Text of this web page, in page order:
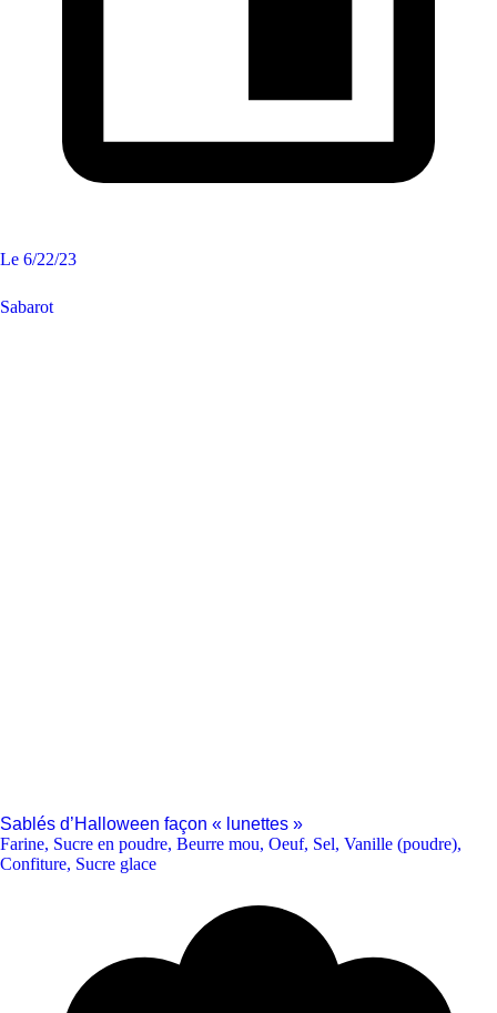
Le 6/22/23
Sabarot
Sablés d’Halloween façon « lunettes »
Farine, Sucre en poudre, Beurre mou, Oeuf, Sel, Vanille (poudre),
Confiture, Sucre glace